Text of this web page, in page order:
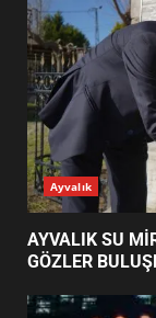
7
1
GÜNÜN
Ayvalık